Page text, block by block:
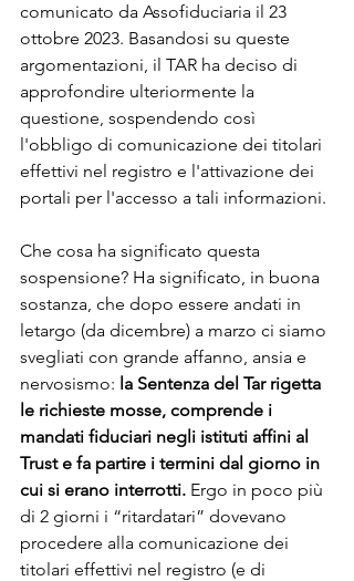
comunicato da Assofiduciaria il 23
ottobre 2023. Basandosi su queste
argomentazioni, il TAR ha deciso di
approfondire ulteriormente la
questione, sospendendo così
l'obbligo di comunicazione dei titolari
effettivi nel registro e l'attivazione dei
portali per l'accesso a tali informazioni.
Che cosa ha significato questa
sospensione? Ha significato, in buona
sostanza, che dopo essere andati in
letargo (da dicembre) a marzo ci siamo
svegliati con grande affanno, ansia e
nervosismo: la Sentenza del Tar rigetta
le richieste mosse, comprende i
mandati fiduciari negli istituti affini al
Trust e fa partire i termini dal giorno in
cui si erano interrotti. Ergo in poco più
di 2 giorni i “ritardatari” dovevano
procedere alla comunicazione dei
titolari effettivi nel registro (e di